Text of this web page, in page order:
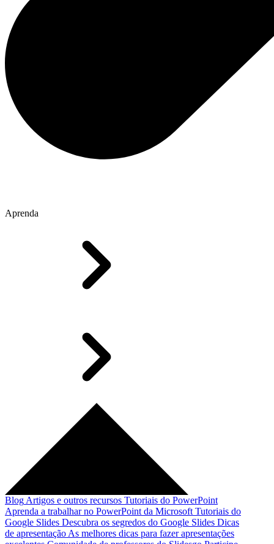
Aprenda
Blog Artigos e outros recursos Tutoriais do PowerPoint
Aprenda a trabalhar no PowerPoint da Microsoft Tutoriais do
Google Slides Descubra os segredos do Google Slides Dicas
de apresentação As melhores dicas para fazer apresentações